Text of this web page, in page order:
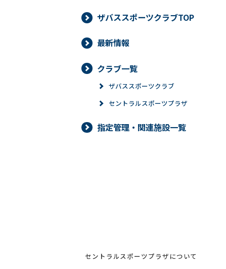
ザバススポーツクラブTOP
最新情報
クラブ一覧
ザバススポーツクラブ
セントラルスポーツプラザ
指定管理・関連施設一覧
セントラルスポーツプラザについて